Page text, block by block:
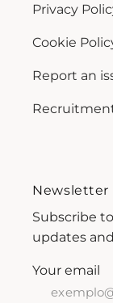
Privacy
Cookie
Report an
Newsletter
Subscribe
updates
Your email